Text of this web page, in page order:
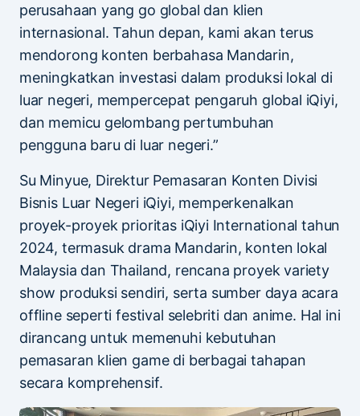
perusahaan yang go global dan klien
internasional. Tahun depan, kami akan terus
mendorong konten berbahasa Mandarin,
meningkatkan investasi dalam produksi lokal di
luar negeri, mempercepat pengaruh global iQiyi,
dan memicu gelombang pertumbuhan
pengguna baru di luar negeri.”
Su Minyue, Direktur Pemasaran Konten Divisi
Bisnis Luar Negeri iQiyi, memperkenalkan
proyek-proyek prioritas iQiyi International tahun
2024, termasuk drama Mandarin, konten lokal
Malaysia dan Thailand, rencana proyek variety
show produksi sendiri, serta sumber daya acara
offline seperti festival selebriti dan anime. Hal ini
dirancang untuk memenuhi kebutuhan
pemasaran klien game di berbagai tahapan
secara komprehensif.